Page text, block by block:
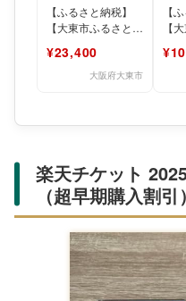
【ふるさと納税】
【大東市ふるさと納
際博覧会（大阪・関
¥23,400
大阪府大東市
【
【
際博
楽天チケット
（超早期購入割引）